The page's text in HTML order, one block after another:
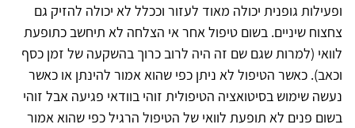
ופעילות גופנית יכולה מאוד לעזור וככלל לא יכולה להזיק גם
צחצוח שיניים. בשום טיפול אחר אי הצלחה לא תיחשב כתופעת
לוואי (למרות שגם שם זה היה לרוב כרוך בהשקעה של זמן כסף
וכאב). כאשר הטיפול לא ניתן כפי שהוא אמור להינתן או כאשר
נעשה שימוש בסיטואציה הטיפולית זוהי בוודאי פגיעה אבל זוהי
בשום פנים לא תופעת לוואי של הטיפול הרגיל כפי שהוא אמור